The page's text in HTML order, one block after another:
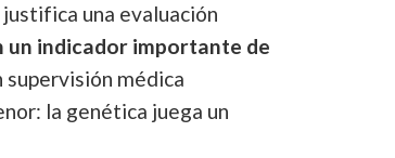
una evaluación
un indicador importante de
supervisión médica
la genética juega un